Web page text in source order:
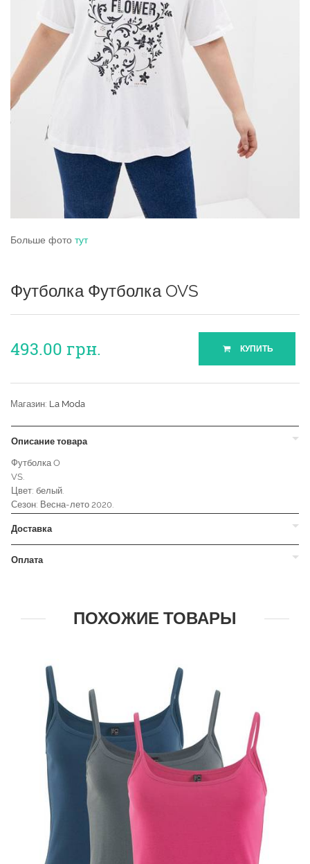
Больше фото тут
Футболка Футболка OVS
493.00 грн. КУПИТЬ
Магазин: La Moda
Описание товара
Футболка O
VS.
Цвет: белый.
Сезон: Весна-лето 2020.
Доставка
Оплата
ПОХОЖИЕ ТОВАРЫ